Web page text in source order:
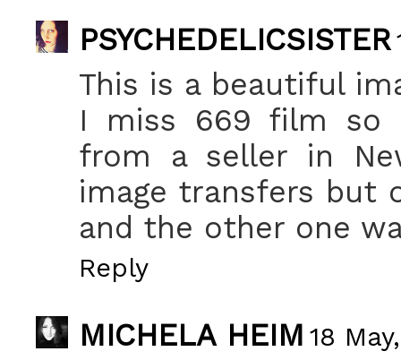
PSYCHEDELICSISTER
This is a beautiful
I miss 669 film so
from a seller in
image transfers but
and the other one
Reply
MICHELA HEIM 18